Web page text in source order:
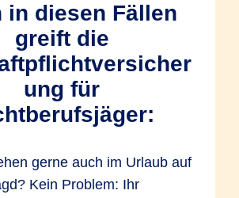
in diesen Fällen
greift die
ung für
gerne auch im Urlaub auf
Kein Problem: Ihr